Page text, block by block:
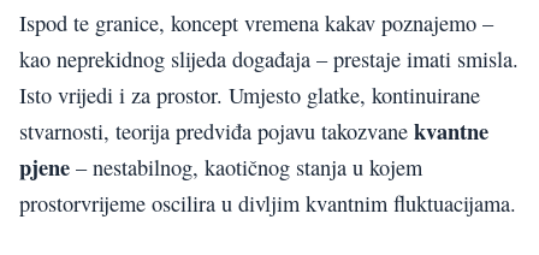
Ispod te granice, koncept vremena kakav poznajemo –
kao neprekidnog slijeda događaja – prestaje imati smisla.
Isto vrijedi i za prostor. Umjesto glatke, kontinuirane
stvarnosti, teorija predviđa pojavu takozvane kvantne
pjene – nestabilnog, kaotičnog stanja u kojem
prostorvrijeme oscilira u divljim kvantnim fluktuacijama.